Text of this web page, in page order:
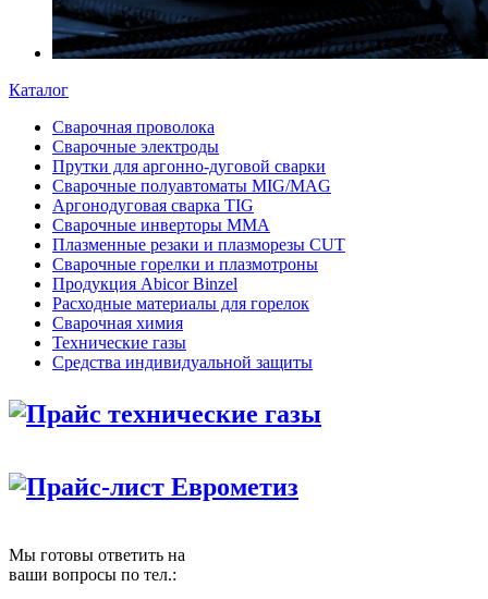
Каталог
Сварочная проволока
Сварочные электроды
Прутки для аргонно-дуговой сварки
Сварочные полуавтоматы MIG/MAG
Аргонодуговая сварка TIG
Сварочные инверторы MMA
Плазменные резаки и плазморезы CUT
Сварочные горелки и плазмотроны
Продукция Abicor Binzel
Расходные материалы для горелок
Сварочная химия
Технические газы
Средства индивидуальной защиты
Прайс технические газы
Прайс-лист Еврометиз
Мы готовы ответить на
ваши вопросы по тел.: